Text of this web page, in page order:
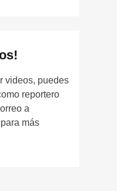
videos, puedes
reportero
a
más